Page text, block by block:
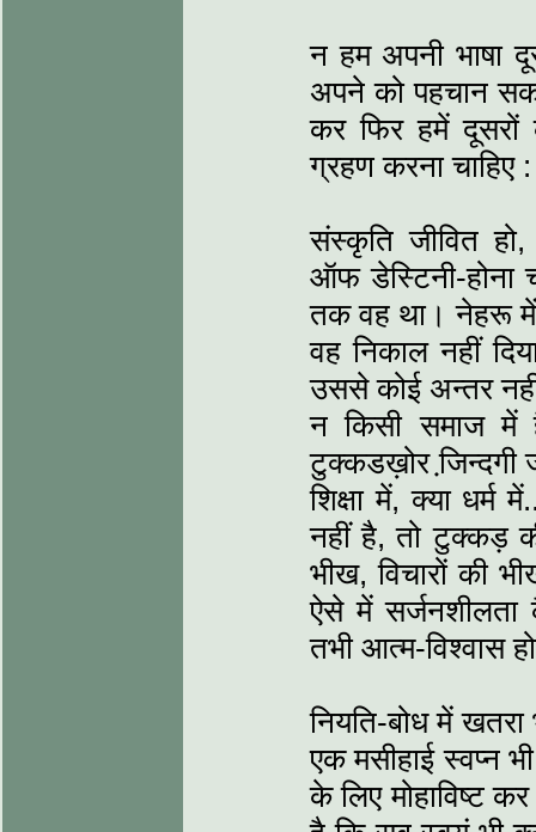
न हम अपनी भाषा
अपने को पहचान
कर फिर हमें दूसरों
ग्रहण करना चाहिए
संस्कृति जीवित
ऑफ डेस्टिनी-होना
तक वह था। नेहरू
वह निकाल नहीं
उससे कोई अन्तर
न किसी समाज में
टुक्कडख़ोर जि़न्दगी
शिक्षा में, क्या
नहीं है, तो टुक्कड़
भीख, विचारों की
ऐसे में सर्जनशीलता
तभी आत्म-विश्वास
नियति-बोध में
एक मसीहाई स्वप्न
के लिए मोहाविष्ट